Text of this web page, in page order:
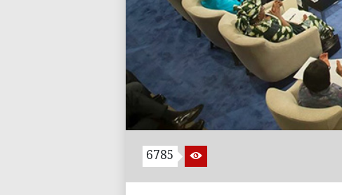
6785